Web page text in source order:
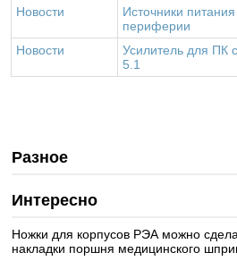
Новости
Источники
периферии
Новости
Усилитель для ПК
5.1
Разное
Интересно
Ножки для корпусов РЭА можно
накладки поршня медицинского